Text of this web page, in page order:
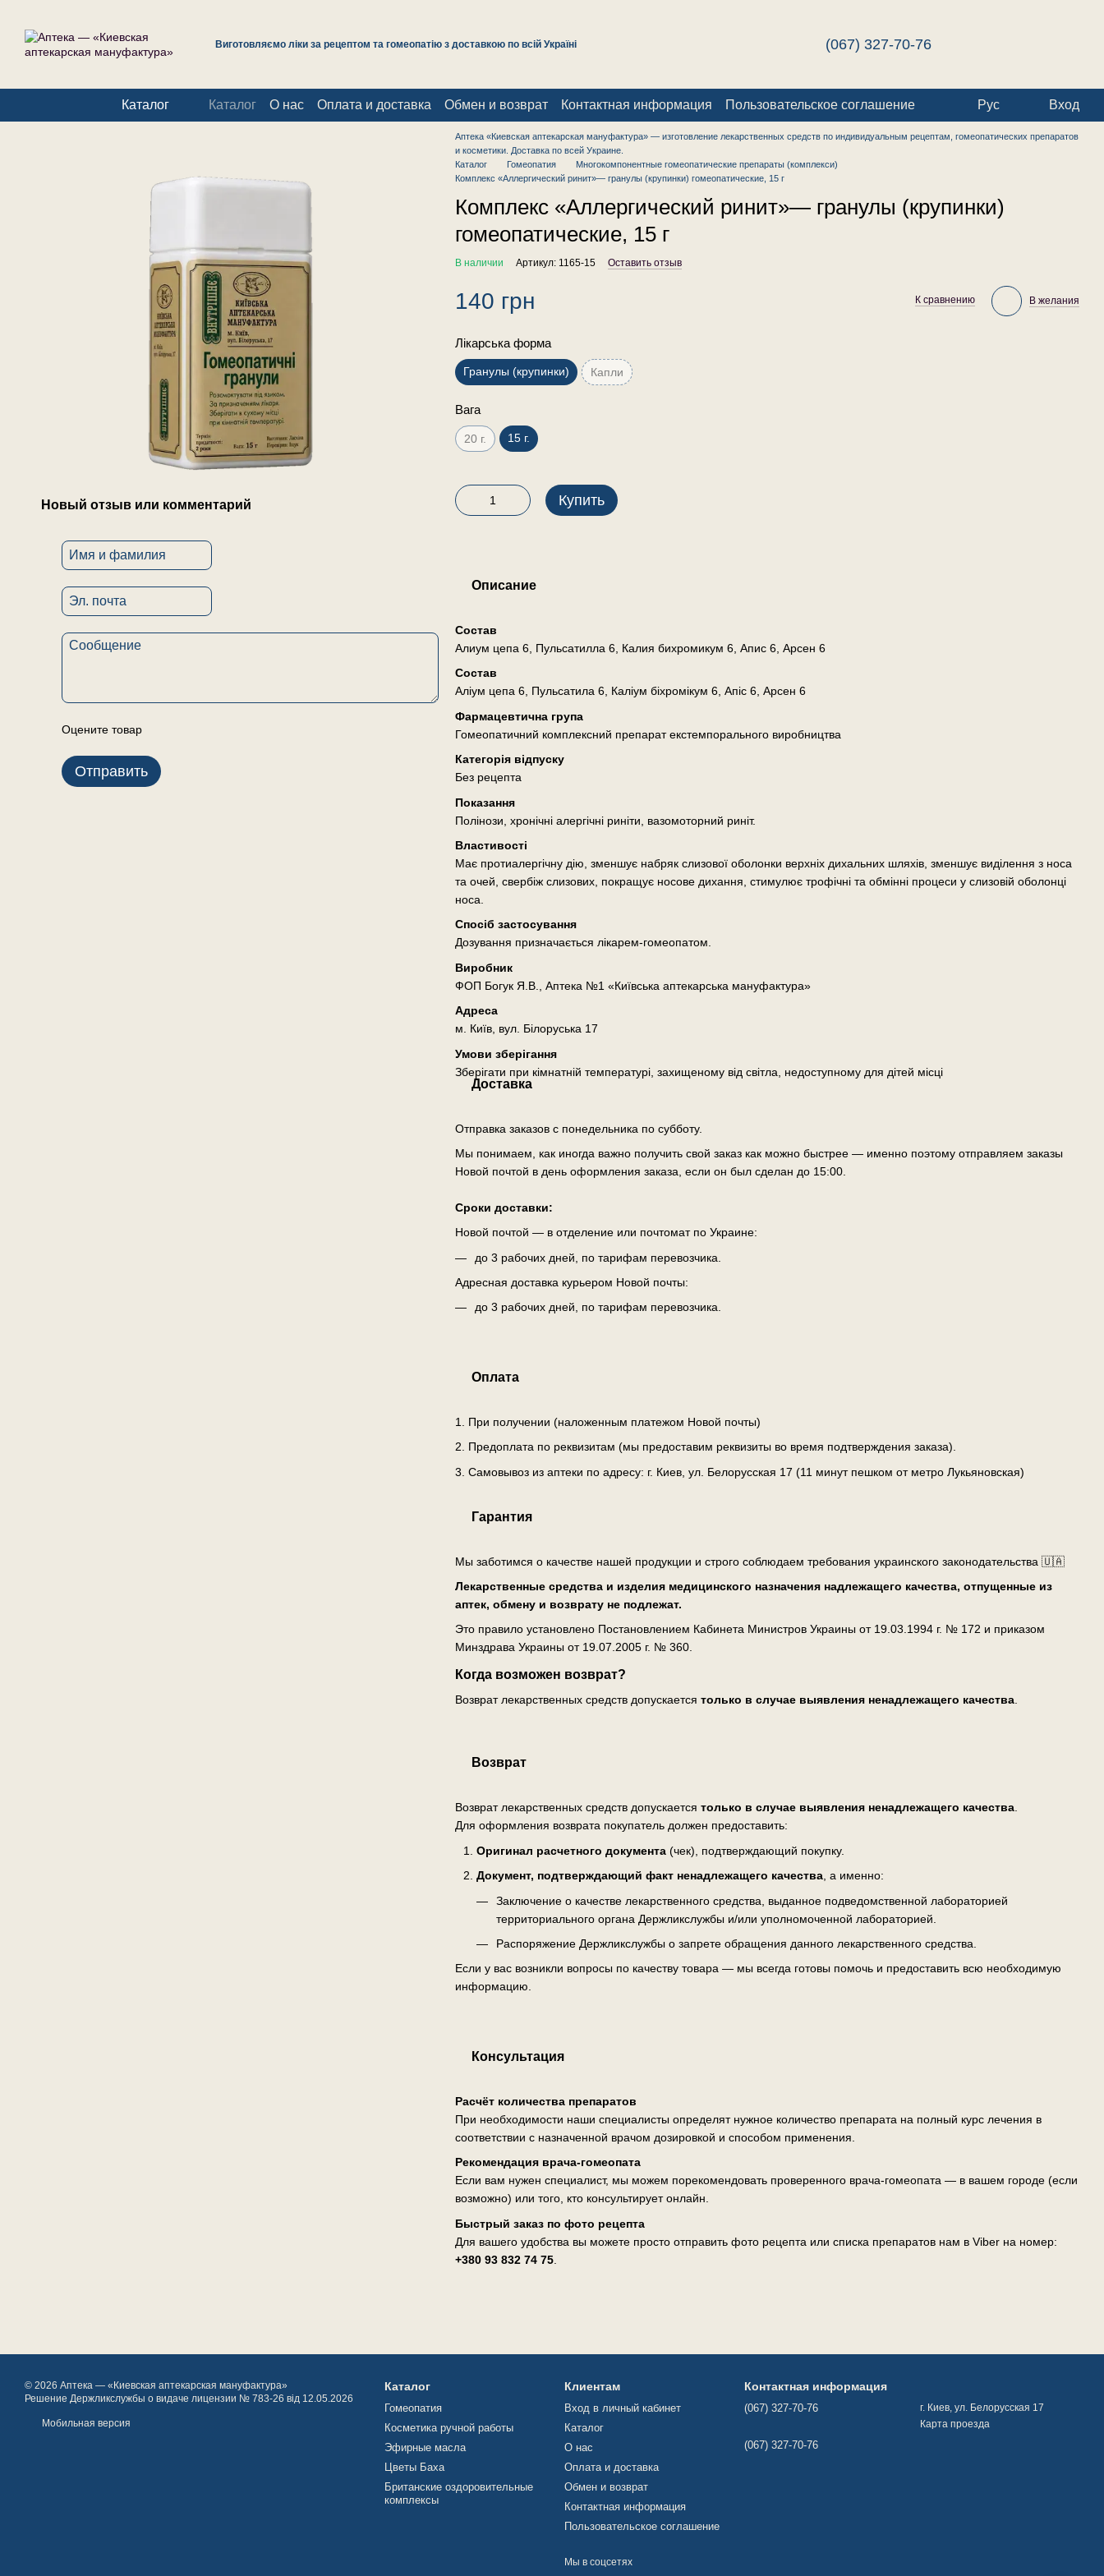
Виготовляємо ліки за рецептом та гомеопатію з доставкою по всій Україні (067) 327-70-76
Каталог Каталог О нас Оплата и доставка Обмен и возврат Контактная информация Пользовательское соглашение Рус Вход
Новый отзыв или комментарий
Оцените товар
Отправить
Аптека «Киевская аптекарская мануфактура» — изготовление лекарственных средств по индивидуальным рецептам, гомеопатических препаратов
и косметики. Доставка по всей Украине.
Каталог
Гомеопатия
Многокомпонентные гомеопатические препараты (комплекси)
Комплекс «Аллергический ринит»— гранулы (крупинки) гомеопатические, 15 г
Комплекс «Аллергический ринит»— гранулы (крупинки)
гомеопатические, 15 г
В наличии Артикул: 1165-15 Оставить отзыв
140 грн К сравнению В желания
Лікарська форма
Гранулы (крупинки) Капли
Вага
20 г. 15 г.
Купить
Описание
Состав
Алиум цепа 6, Пульсатилла 6, Калия бихромикум 6, Апис 6, Арсен 6
Состав
Аліум цепа 6, Пульсатила 6, Каліум біхромікум 6, Апіс 6, Арсен 6
Фармацевтична група
Гомеопатичний комплексний препарат екстемпорального виробництва
Категорія відпуску
Без рецепта
Показання
Полінози, хронічні алергічні риніти, вазомоторний риніт.
Властивості
Має протиалергічну дію, зменшує набряк слизової оболонки верхніх дихальних шляхів, зменшує виділення з носа
та очей, свербіж слизових, покращує носове дихання, стимулює трофічні та обмінні процеси у слизовій оболонці
носа.
Спосіб застосування
Дозування призначається лікарем-гомеопатом.
Виробник
ФОП Богук Я.В., Аптека №1 «Київська аптекарська мануфактура»
Адреса
м. Київ, вул. Білоруська 17
Умови зберігання
Зберігати при кімнатній температурі, захищеному від світла, недоступному для дітей місці
Доставка
Отправка заказов с понедельника по субботу.
Мы понимаем, как иногда важно получить свой заказ как можно быстрее — именно поэтому отправляем заказы
Новой почтой в день оформления заказа, если он был сделан до 15:00.
Сроки доставки:
Новой почтой — в отделение или почтомат по Украине:
до 3 рабочих дней, по тарифам перевозчика.
Адресная доставка курьером Новой почты:
до 3 рабочих дней, по тарифам перевозчика.
Оплата
1. При получении (наложенным платежом Новой почты)
2. Предоплата по реквизитам (мы предоставим реквизиты во время подтверждения заказа).
3. Самовывоз из аптеки по адресу: г. Киев, ул. Белорусская 17 (11 минут пешком от метро Лукьяновская)
Гарантия
Мы заботимся о качестве нашей продукции и строго соблюдаем требования украинского законодательства 🇺🇦
Лекарственные средства и изделия медицинского назначения надлежащего качества, отпущенные из
аптек, обмену и возврату не подлежат.
Это правило установлено Постановлением Кабинета Министров Украины от 19.03.1994 г. № 172 и приказом
Минздрава Украины от 19.07.2005 г. № 360.
Когда возможен возврат?
Возврат лекарственных средств допускается только в случае выявления ненадлежащего качества.
Возврат
Возврат лекарственных средств допускается только в случае выявления ненадлежащего качества.
Для оформления возврата покупатель должен предоставить:
Оригинал расчетного документа(чек), подтверждающий покупку.
Документ, подтверждающий факт ненадлежащего качества, а именно:
Заключение о качестве лекарственного средства, выданное подведомственной лабораторией
территориального органа Держликслужбы и/или уполномоченной лабораторией.
Распоряжение Держликслужбы о запрете обращения данного лекарственного средства.
Если у вас возникли вопросы по качеству товара — мы всегда готовы помочь и предоставить всю необходимую
информацию.
Консультация
Расчёт количества препаратов
При необходимости наши специалисты определят нужное количество препарата на полный курс лечения в
соответствии с назначенной врачом дозировкой и способом применения.
Рекомендация врача-гомеопата
Если вам нужен специалист, мы можем порекомендовать проверенного врача-гомеопата — в вашем городе (если
возможно) или того, кто консультирует онлайн.
Быстрый заказ по фото рецепта
Для вашего удобства вы можете просто отправить фото рецепта или списка препаратов нам в Viber на номер:
+380 93 832 74 75.
© 2026 Аптека — «Киевская аптекарская мануфактура»
Решение Держликслужбы о видаче лицензии № 783-26 від 12.05.2026
Мобильная версия
Каталог
Гомеопатия
Косметика ручной работы
Эфирные масла
Цветы Баха
Британские оздоровительные
комплексы
Клиентам
Вход в личный кабинет
Каталог
О нас
Оплата и доставка
Обмен и возврат
Контактная информация
Пользовательское соглашение
Мы в соцсетях
Контактная информация
(067) 327-70-76
(067) 327-70-76
г. Киев, ул. Белорусская 17
Карта проезда